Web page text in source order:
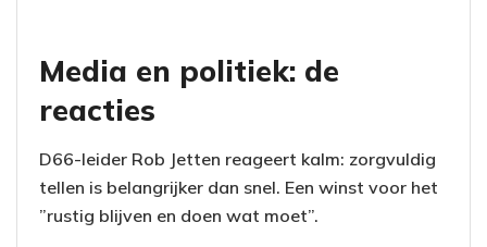
Media en politiek: de
reacties
D66-leider Rob Jetten reageert kalm: zorgvuldig
tellen is belangrijker dan snel. Een winst voor het
”rustig blijven en doen wat moet”.